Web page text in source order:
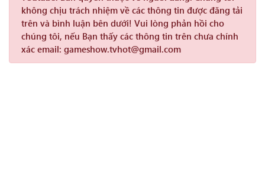
không chịu trách nhiệm về các thông tin được đăng tải
trên và bình luận bên dưới! Vui lòng phản hồi cho
chúng tôi, nếu Bạn thấy các thông tin trên chưa chính
xác email: gameshow.tvhot@gmail.com